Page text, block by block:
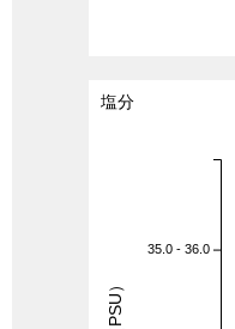
塩分
35.0 - 36.0